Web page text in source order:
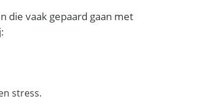
die vaak gepaard gaan met
stress.